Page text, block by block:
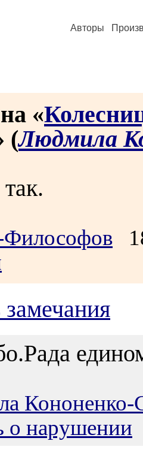
Авторы
«
(Людмила
Философов
Кононенко-
о нарушении